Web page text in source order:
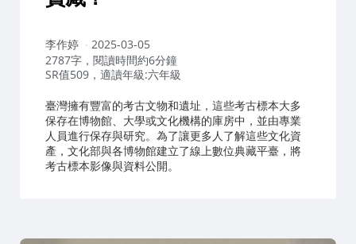
作
者：
李作婷
2025-03-05
2787字，閱讀時間約6分鐘
SR值509，適讀年級:六年級
臺灣擁有豐富的考古文物和遺址，這些考古標本大多
保存在博物館、大學或文化機構的庫房中，並由專業
人員進行保存與研究。為了讓更多人了解這些文化資
產，文化部與各博物館建立了線上數位典藏平臺，將
考古標本影像與資料公開。